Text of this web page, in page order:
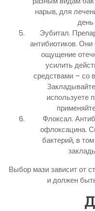
нарыв, для
Эубитал.
антибиотиков.
ощущение
усилить
средствами – со
используете
Флоксал.
офлоксацина.
бактерий, в
Выбор мази зависит от
и должен